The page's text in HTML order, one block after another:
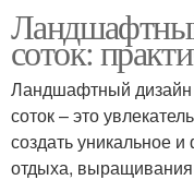
соток:
Ландшафтный дизайн
соток – это
создать уникальное
отдыха,